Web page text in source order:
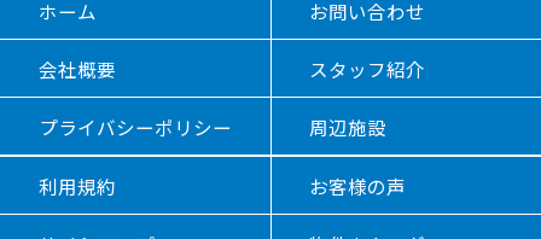
ホーム お問い合わせ
会社概要 スタッフ紹介
プライバシーポリシー 周辺施設
利用規約 お客様の声